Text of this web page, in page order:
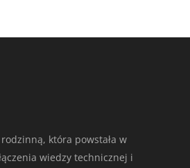
która powstała w
wiedzy technicznej i